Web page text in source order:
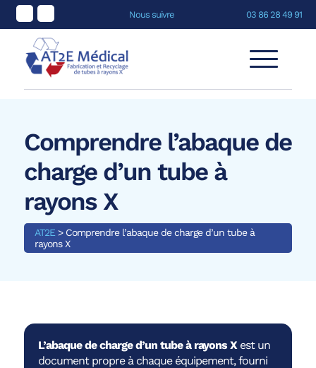
Nous suivre 03 86 28 49 91
Comprendre l’abaque de
charge d’un tube à
rayons X
AT2E> Comprendre l’abaque de charge d’un tube à
rayons X
L’abaque de charge d’un tube à rayons Xest un
document propre à chaque équipement, fourni